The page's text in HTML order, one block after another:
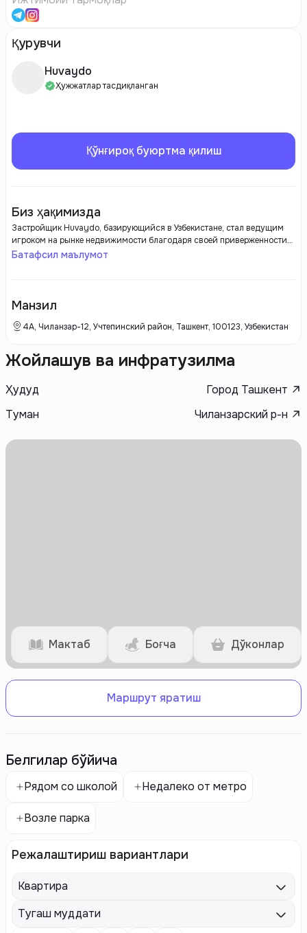
Қурувчи
Huvaydo
Ҳужжатлар тасдиқланган
Қўнғироқ буюртма қилиш
Биз ҳақимизда
Застройщик Huvaydo, базирующийся в Узбекистане, стал ведущим
игроком на рынке недвижимости благодаря своей приверженности
качеству и инновациям. Компания активно развивает современные
городской среды, находя отражение в продуманной архитектуре и
Батафсил маълумот
Манзил
4А, Чиланзар-12, Учтепинский район, Ташкент, 100123, Узбекистан
Жойлашув ва инфратузилма
Ҳудуд
Город Ташкент
Туман
Чиланзарский р-н
Мактаб Боғча Дўконлар
Маршрут яратиш
Белгилар бўйича
Рядом со школой Недалеко от метро
Возле парка
Режалаштириш вариантлари
Квартира
Тугаш муддати